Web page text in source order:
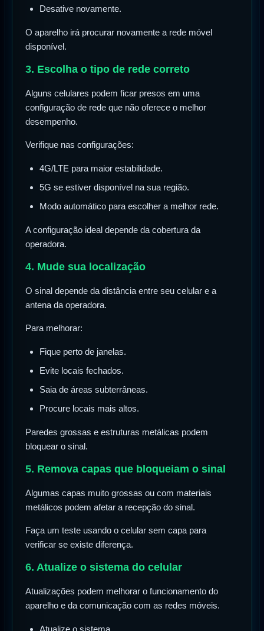
Desative novamente.
O aparelho irá procurar novamente a rede móvel
disponível.
3. Escolha o tipo de rede correto
Alguns celulares podem ficar presos em uma
configuração de rede que não oferece o melhor
desempenho.
Verifique nas configurações:
4G/LTE para maior estabilidade.
5G se estiver disponível na sua região.
Modo automático para escolher a melhor rede.
A configuração ideal depende da cobertura da
operadora.
4. Mude sua localização
O sinal depende da distância entre seu celular e a
antena da operadora.
Para melhorar:
Fique perto de janelas.
Evite locais fechados.
Saia de áreas subterrâneas.
Procure locais mais altos.
Paredes grossas e estruturas metálicas podem
bloquear o sinal.
5. Remova capas que bloqueiam o sinal
Algumas capas muito grossas ou com materiais
metálicos podem afetar a recepção do sinal.
Faça um teste usando o celular sem capa para
verificar se existe diferença.
6. Atualize o sistema do celular
Atualizações podem melhorar o funcionamento do
aparelho e da comunicação com as redes móveis.
Atualize o sistema.